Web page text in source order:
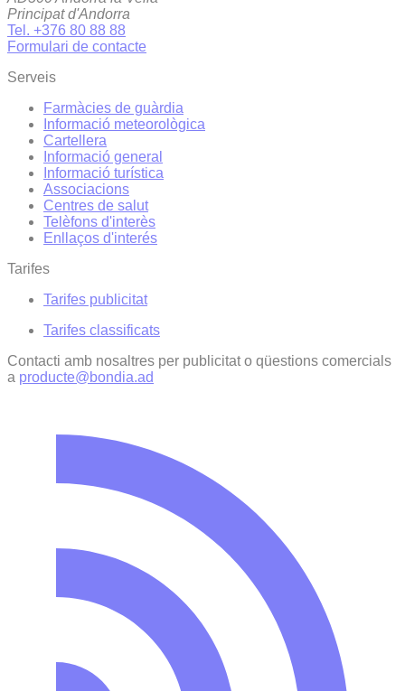
Principat d'Andorra
Tel. +376 80 88 88
Formulari de contacte
Serveis
Farmàcies de guàrdia
Informació meteorològica
Cartellera
Informació general
Informació turística
Associacions
Centres de salut
Telèfons d'interès
Enllaços d'interés
Tarifes
Tarifes publicitat
Tarifes classificats
Contacti amb nosaltres per publicitat o qüestions comercials
a producte@bondia.ad